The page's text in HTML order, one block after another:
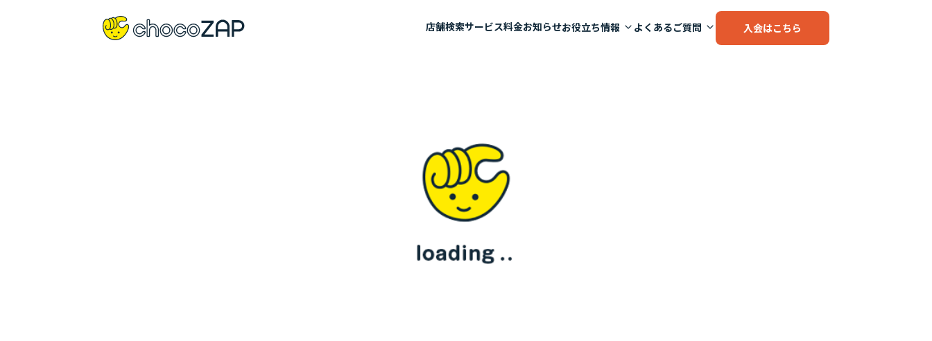
店舗検索サービス料金お知らせお役立ち情報 よくあるご質問 入会はこちら